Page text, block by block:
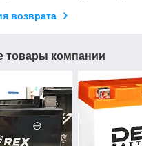
возврата
товары компании